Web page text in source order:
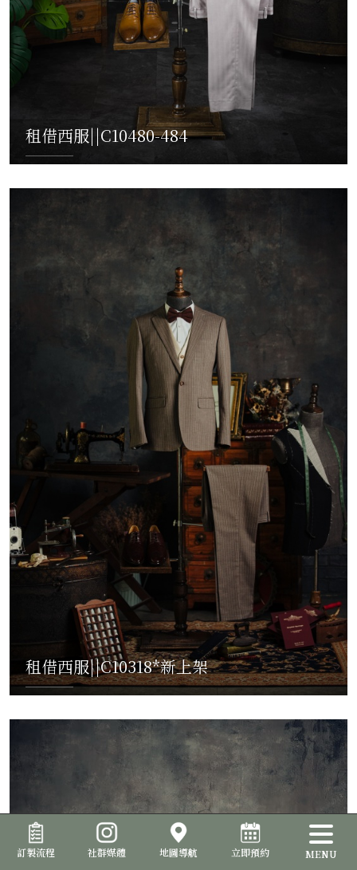
租借西服||C10480-484
租借西服||C10318*新上架
訂製流程 社群媒體 地圖導航 立即預約 MENU